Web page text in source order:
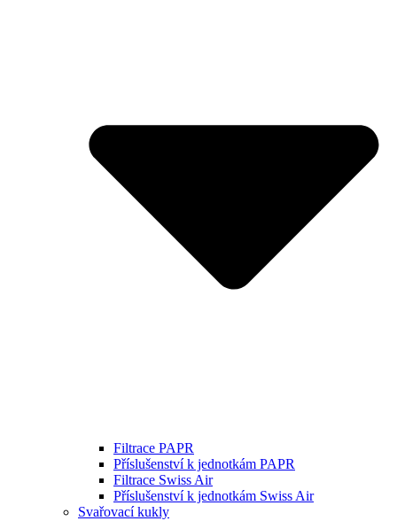
Filtrace PAPR
Příslušenství k jednotkám PAPR
Filtrace Swiss Air
Příslušenství k jednotkám Swiss Air
Svařovací kukly